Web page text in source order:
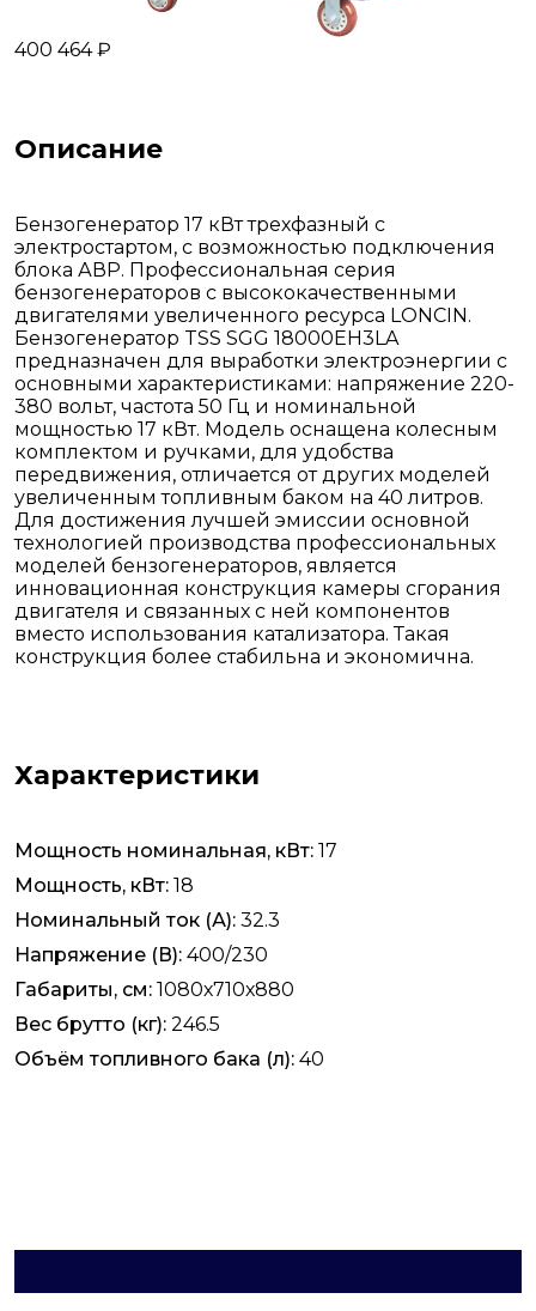
400 464 ₽
Описание
Бензогенератор 17 кВт трехфазный с
электростартом, с возможностью подключения
блока АВР. Профессиональная серия
бензогенераторов с высококачественными
двигателями увеличенного ресурса LONCIN.
Бензогенератор TSS SGG 18000EH3LA
предназначен для выработки электроэнергии с
основными характеристиками: напряжение 220-
380 вольт, частота 50 Гц и номинальной
мощностью 17 кВт. Модель оснащена колесным
комплектом и ручками, для удобства
передвижения, отличается от других моделей
увеличенным топливным баком на 40 литров.
Для достижения лучшей эмиссии основной
технологией производства профессиональных
моделей бензогенераторов, является
инновационная конструкция камеры сгорания
двигателя и связанных с ней компонентов
вместо использования катализатора. Такая
конструкция более стабильна и экономична.
Характеристики
Мощность номинальная, кВт: 17
Мощность, кВт: 18
Номинальный ток (А): 32.3
Напряжение (В): 400/230
Габариты, см: 1080х710х880
Вес брутто (кг): 246.5
Объём топливного бака (л): 40